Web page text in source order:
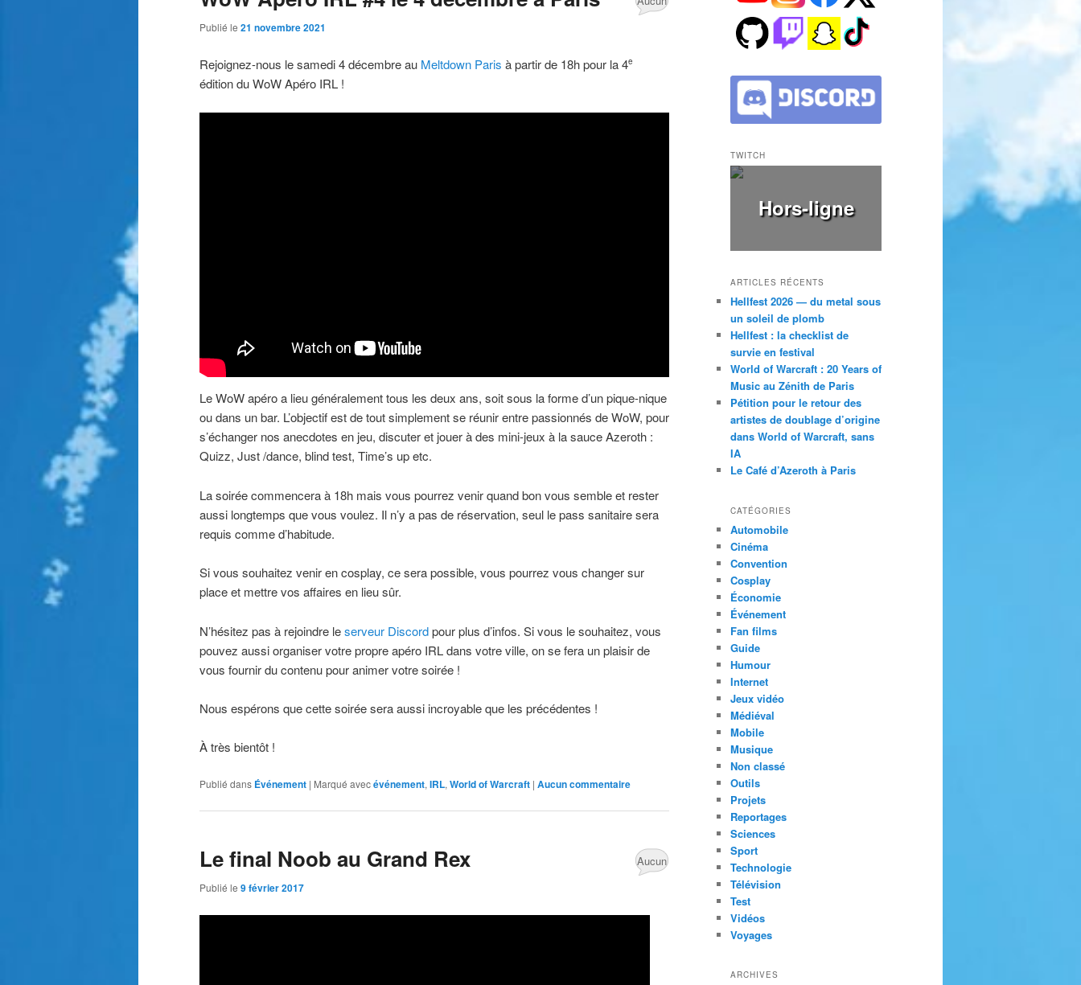
Publié le 21 novembre 2021
Rejoignez-nous le samedi 4 décembre au Meltdown Paris à partir de 18h pour la 4e
édition du WoW Apéro IRL !
Le WoW apéro a lieu généralement tous les deux ans, soit sous la forme d’un pique-nique
ou dans un bar. L’objectif est de tout simplement se réunir entre passionnés de WoW, pour
s’échanger nos anecdotes en jeu, discuter et jouer à des mini-jeux à la sauce Azeroth :
Quizz, Just /dance, blind test, Time’s up etc.
La soirée commencera à 18h mais vous pourrez venir quand bon vous semble et rester
aussi longtemps que vous voulez. Il n’y a pas de réservation, seul le pass sanitaire sera
requis comme d’habitude.
Si vous souhaitez venir en cosplay, ce sera possible, vous pourrez vous changer sur
place et mettre vos affaires en lieu sûr.
N’hésitez pas à rejoindre leserveur Discordpour plus d’infos. Si vous le souhaitez, vous
pouvez aussi organiser votre propre apéro IRL dans votre ville, on se fera un plaisir de
vous fournir du contenu pour animer votre soirée !
Nous espérons que cette soirée sera aussi incroyable que les précédentes !
À très bientôt !
Publié dans Événement | Marqué avecévénement, IRL, World of Warcraft | Aucun commentaire
Le final Noob au Grand Rex
Publié le 9 février 2017
Aucun
TWITCH
Hors-ligne
ARTICLES RÉCENTS
Hellfest 2026 — du metal sous
un soleil de plomb
Hellfest : la checklist de
survie en festival
World of Warcraft : 20 Years of
Music au Zénith de Paris
Pétition pour le retour des
artistes de doublage d’origine
dans World of Warcraft, sans
IA
Le Café d’Azeroth à Paris
CATÉGORIES
Automobile
Cinéma
Convention
Cosplay
Économie
Événement
Fan films
Guide
Humour
Internet
Jeux vidéo
Médiéval
Mobile
Musique
Non classé
Outils
Projets
Reportages
Sciences
Sport
Technologie
Télévision
Test
Vidéos
Voyages
ARCHIVES